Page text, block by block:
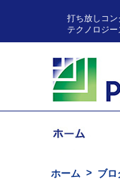
打ち放しコン
テクノロジー
ホーム ブロ